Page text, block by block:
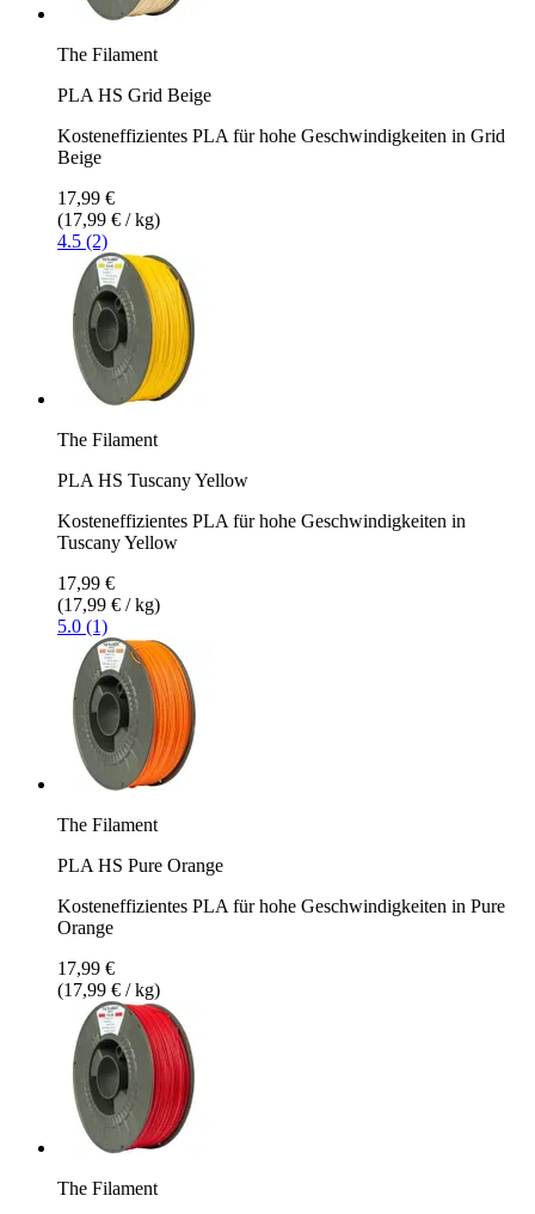
The Filament
PLA HS Grid Beige
Kosteneffizientes PLA für hohe Geschwindigkeiten in Grid
Beige
17,99 €
(17,99 € / kg)
4.5 (2)
The Filament
PLA HS Tuscany Yellow
Kosteneffizientes PLA für hohe Geschwindigkeiten in
Tuscany Yellow
17,99 €
(17,99 € / kg)
5.0 (1)
The Filament
PLA HS Pure Orange
Kosteneffizientes PLA für hohe Geschwindigkeiten in Pure
Orange
17,99 €
(17,99 € / kg)
The Filament